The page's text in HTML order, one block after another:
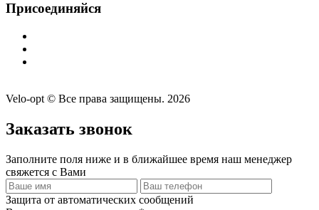
Присоединяйся
Velo-opt © Все права защищены. 2026
Заказать звонок
Заполните поля ниже и в ближайшее время наш менеджер
свяжется с Вами
Защита от автоматических сообщений